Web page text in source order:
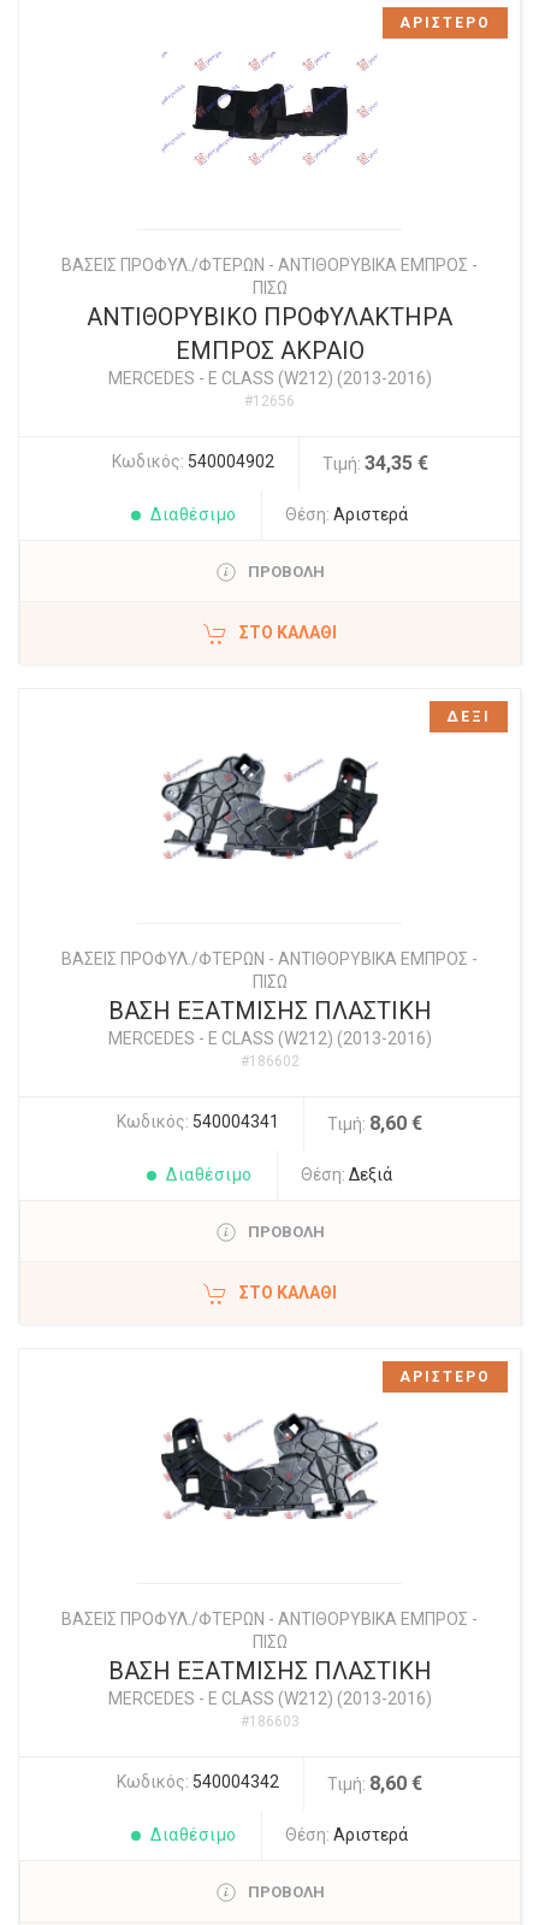
ΒΑΣΕΙΣ ΠΡΟΦΥΛ./ΦΤΕΡΩΝ - ΑΝΤΙΘΟΡΥΒΙΚΑ ΕΜΠΡΟΣ -
ΠΙΣΩ
ΑΝΤΙΘΟΡΥΒΙΚΟ ΠΡΟΦΥΛΑΚΤΗΡΑ
ΕΜΠΡΟΣ ΑΚΡΑΙΟ
MERCEDES - E CLASS (W212) (2013-2016)
#12656
Κωδικός: 540004902 Τιμή: 34,35 €
Διαθέσιμο Θέση: Αριστερά
ΠΡΟΒΟΛΗ
ΣΤΟ ΚΑΛΆΘΙ
ΑΡΙΣΤΕΡΟ
ΒΑΣΕΙΣ ΠΡΟΦΥΛ./ΦΤΕΡΩΝ - ΑΝΤΙΘΟΡΥΒΙΚΑ ΕΜΠΡΟΣ -
ΠΙΣΩ
ΒΑΣΗ ΕΞΑΤΜΙΣΗΣ ΠΛΑΣΤΙΚΗ
MERCEDES - E CLASS (W212) (2013-2016)
#186602
Κωδικός: 540004341 Τιμή: 8,60 €
Διαθέσιμο Θέση: Δεξιά
ΠΡΟΒΟΛΗ
ΣΤΟ ΚΑΛΆΘΙ
ΔΕΞΙ
ΒΑΣΕΙΣ ΠΡΟΦΥΛ./ΦΤΕΡΩΝ - ΑΝΤΙΘΟΡΥΒΙΚΑ ΕΜΠΡΟΣ -
ΠΙΣΩ
ΒΑΣΗ ΕΞΑΤΜΙΣΗΣ ΠΛΑΣΤΙΚΗ
MERCEDES - E CLASS (W212) (2013-2016)
#186603
Κωδικός: 540004342 Τιμή: 8,60 €
Διαθέσιμο Θέση: Αριστερά
ΠΡΟΒΟΛΗ
ΑΡΙΣΤΕΡΟ